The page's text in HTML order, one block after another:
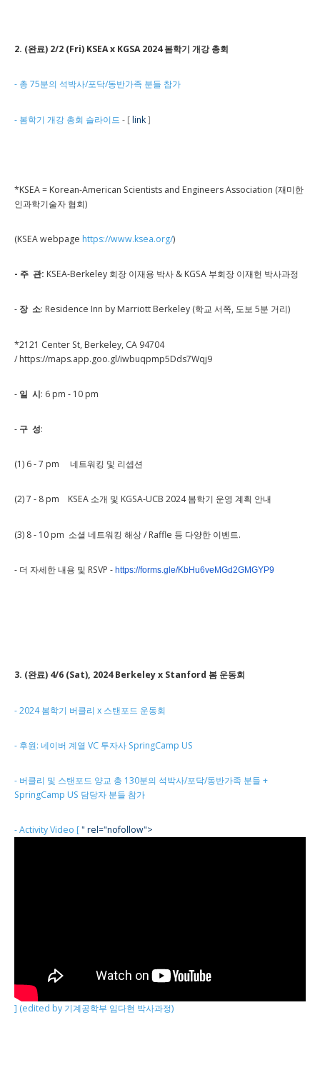
2. (완료) 2/2 (Fri) KSEA x KGSA 2024 봄학기 개강 총회
- 총 75분의 석박사/포닥/동반가족 분들 참가
- 봄학기 개강 총회 슬라이드 - [link]
*KSEA = Korean-American Scientists and Engineers Association (재미한
인과학기술자 협회)
(KSEA webpage https://www.ksea.org/)
- 주 관: KSEA-Berkeley 회장 이재용 박사 & KGSA 부회장 이재헌 박사과정
- 장 소: Residence Inn by Marriott Berkeley (학교 서쪽, 도보 5분 거리)
*2121 Center St, Berkeley, CA 94704
/ https://maps.app.goo.gl/iwbuqpmp5Dds7Wqj9
- 일 시: 6 pm - 10 pm
- 구 성:
(1) 6 - 7 pm 네트워킹 및 리셉션
(2) 7 - 8 pm KSEA 소개 및 KGSA-UCB 2024 봄학기 운영 계획 안내
(3) 8 - 10 pm 소셜 네트워킹 해상 / Raffle 등 다양한 이벤트.
- 더 자세한 내용 및 RSVP - https://forms.gle/KbHu6veMGd2GMGYP9
3. (완료) 4/6 (Sat), 2024 Berkeley x Stanford 봄 운동회
- 2024 봄학기 버클리 x 스탠포드 운동회
- 후원: 네이버 계열 VC 투자사 SpringCamp US
- 버클리 및 스탠포드 양교 총 130분의 석박사/포닥/동반가족 분들 +
SpringCamp US 담당자 분들 참가
- Activity Video [" rel="nofollow">
] (edited by 기계공학부 임다현 박사과정)